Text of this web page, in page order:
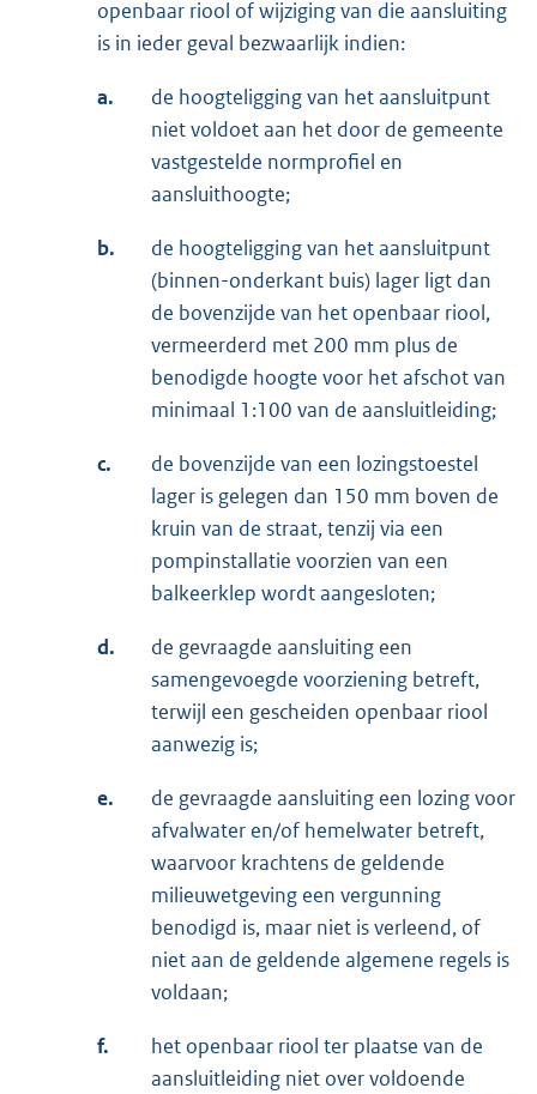
openbaar riool of wijziging van die aansluiting
is in ieder geval bezwaarlijk indien:
a.
de hoogteligging van het aansluitpunt
niet voldoet aan het door de gemeente
vastgestelde normprofiel en
aansluithoogte;
b.
de hoogteligging van het aansluitpunt
(binnen-onderkant buis) lager ligt dan
de bovenzijde van het openbaar riool,
vermeerderd met 200 mm plus de
benodigde hoogte voor het afschot van
minimaal 1:100 van de aansluitleiding;
c.
de bovenzijde van een lozingstoestel
lager is gelegen dan 150 mm boven de
kruin van de straat, tenzij via een
pompinstallatie voorzien van een
balkeerklep wordt aangesloten;
d.
de gevraagde aansluiting een
samengevoegde voorziening betreft,
terwijl een gescheiden openbaar riool
aanwezig is;
e.
de gevraagde aansluiting een lozing voor
afvalwater en/of hemelwater betreft,
waarvoor krachtens de geldende
milieuwetgeving een vergunning
benodigd is, maar niet is verleend, of
niet aan de geldende algemene regels is
voldaan;
f.
het openbaar riool ter plaatse van de
aansluitleiding niet over voldoende